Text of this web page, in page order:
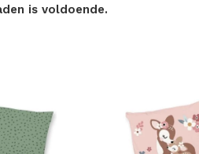
is voldoende.